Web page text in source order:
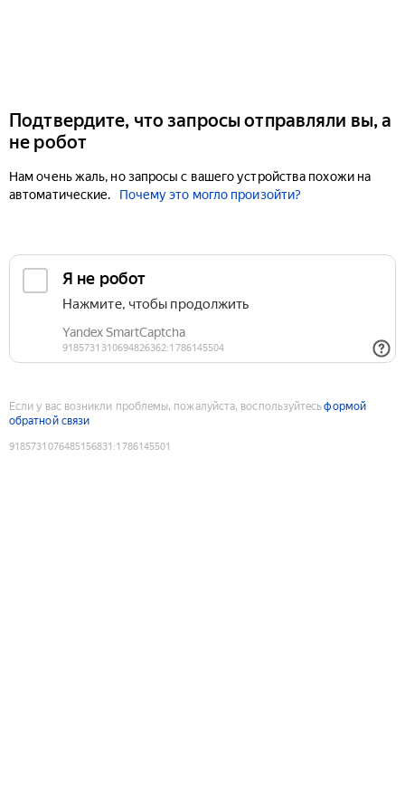
Подтвердите, что запросы отправляли вы, а
не робот
Нам очень жаль, но запросы с вашего устройства похожи на
автоматические.
Почему это могло произойти?
Если у вас возникли проблемы, пожалуйста, воспользуйтесьформой
обратной связи
9185731076485156831 :1786145501